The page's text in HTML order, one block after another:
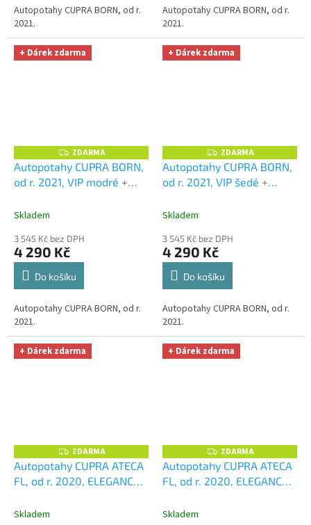
Autopotahy CUPRA BORN, od r.
2021.
Autopotahy CUPRA BORN, od r.
2021.
+ Dárek zdarma
Z
D
A
R
ZDARMA
Autopotahy CUPRA BORN,
od r. 2021, VIP modré +
mikrovlákna velká Smart
hodnotě 299,-Kč
Skladem
3 545 Kč bez DPH
4 290 Kč
Do košíku
Autopotahy CUPRA BORN, od r.
2021.
+ Dárek zdarma
Z
D
A
R
ZDARMA
Autopotahy CUPRA BORN,
od r. 2021, VIP šedé +
mikrovlákna velká Smart
hodnotě 299,-Kč
Skladem
3 545 Kč bez DPH
4 290 Kč
Do košíku
Autopotahy CUPRA BORN, od r.
2021.
+ Dárek zdarma
Z
D
A
R
ZDARMA
Autopotahy CUPRA ATECA
FL, od r. 2020, ELEGANCE
z mikrovlákna velká Smart
Skladem
+ Dárek zdarma
Z
D
A
R
ZDARMA
Autopotahy CUPRA ATECA
FL, od r. 2020, ELEGANCE
utěrka z mikrovlákna
Skladem